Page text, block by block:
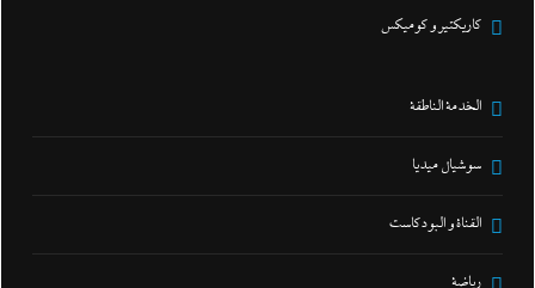
كاريكتير و كوميكس
الخدمة الناطقة
سوشيال ميديا
القناة و البودكاست
رياضة